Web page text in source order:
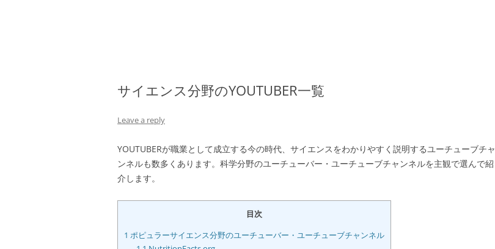
サイエンス分野のYOUTUBER一覧
Leave a reply
YOUTUBERが職業として成立する今の時代、サイエンスをわかりやすく説明するユーチューブチャ
ンネルも数多くあります。科学分野のユーチューバー・ユーチューブチャンネルを主観で選んで紹
介します。
目次
1 ポピュラーサイエンス分野のユーチューバー・ユーチューブチャンネル